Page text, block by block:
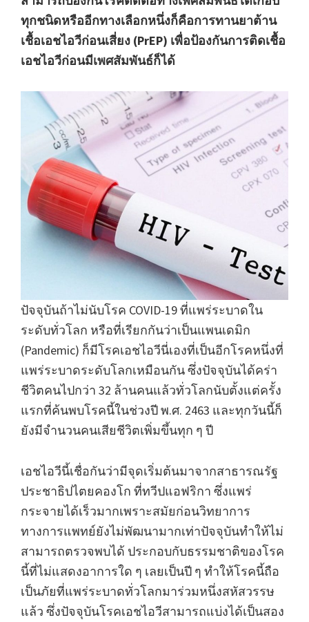
ทุกชนิดหรืออีกทางเลือกหนึ่งก็คือการทานยาต้าน
เชื้อเอชไอวีก่อนเสี่ยง (PrEP) เพื่อป้องกันการติดเชื้อ
เอชไอวีก่อนมีเพศสัมพันธ์ก็ได้
ปัจจุบันถ้าไม่นับโรค COVID-19 ที่แพร่ระบาดใน
ระดับทั่วโลก หรือที่เรียกกันว่าเป็นแพนเดมิก
(Pandemic) ก็มีโรคเอชไอวีนี่เองที่เป็นอีกโรคหนึ่งที่
แพร่ระบาดระดับโลกเหมือนกัน ซึ่งปัจจุบันได้คร่า
ชีวิตคนไปกว่า 32 ล้านคนแล้วทั่วโลกนับตั้งแต่ครั้ง
แรกที่ค้นพบโรคนี้ในช่วงปี พ.ศ. 2463 และทุกวันนี้ก็
ยังมีจำนวนคนเสียชีวิตเพิ่มขึ้นทุก ๆ ปี
เอชไอวีนี้เชื่อกันว่ามีจุดเริ่มต้นมาจากสาธารณรัฐ
ประชาธิปไตยคองโก ที่ทวีปแอฟริกา ซึ่งแพร่
กระจายได้เร็วมากเพราะสมัยก่อนวิทยาการ
ทางการแพทย์ยังไม่พัฒนามากเท่าปัจจุบันทำให้ไม่
สามารถตรวจพบได้ ประกอบกับธรรมชาติของโรค
นี้ที่ไม่แสดงอาการใด ๆ เลยเป็นปี ๆ ทำให้โรคนี้ถือ
เป็นภัยที่แพร่ระบาดทั่วโลกมาร่วมหนึ่งสหัสวรรษ
แล้ว ซึ่งปัจจุบันโรคเอชไอวีสามารถแบ่งได้เป็นสอง